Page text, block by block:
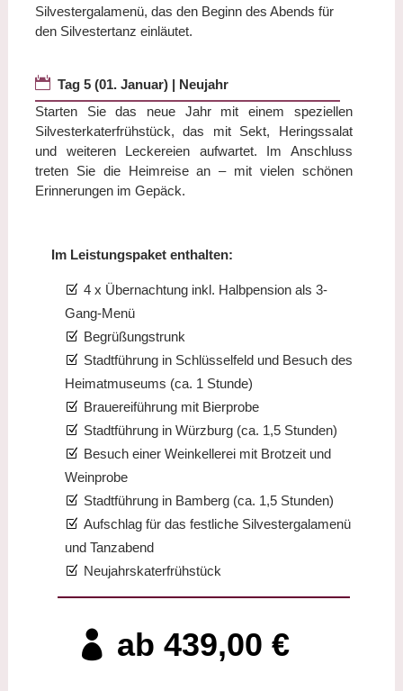
Silvestergalamenü, das den Beginn des Abends für
den Silvestertanz einläutet.
 Tag 5 (01. Januar) | Neujahr
Starten Sie das neue Jahr mit einem speziellen
Silvesterkaterfrühstück, das mit Sekt, Heringssalat
und weiteren Leckereien aufwartet. Im Anschluss
treten Sie die Heimreise an – mit vielen schönen
Erinnerungen im Gepäck.
Im Leistungspaket enthalten:
4 x Übernachtung inkl. Halbpension als 3-
Gang-Menü
Begrüßungstrunk
Stadtführung in Schlüsselfeld und Besuch des
Heimatmuseums (ca. 1 Stunde)
Brauereiführung mit Bierprobe
Stadtführung in Würzburg (ca. 1,5 Stunden)
Besuch einer Weinkellerei mit Brotzeit und
Weinprobe
Stadtführung in Bamberg (ca. 1,5 Stunden)
Aufschlag für das festliche Silvestergalamenü
und Tanzabend
Neujahrskaterfrühstück
ab 439,00 €